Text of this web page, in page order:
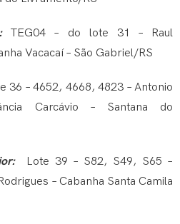
TEG04 – do lote 31 – Raul
Vacacaí – São Gabriel/RS
36 – 4652, 4668, 4823 – Antonio
Carcávio – Santana do
Lote 39 – S82, S49, S65 –
– Cabanha Santa Camila